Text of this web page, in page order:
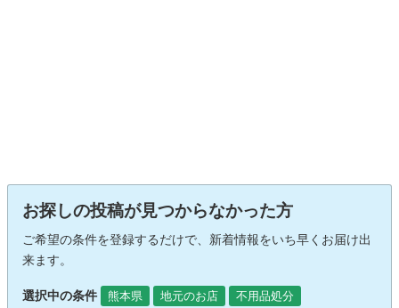
お探しの投稿が見つからなかった方
ご希望の条件を登録するだけで、新着情報をいち早くお届け出
来ます。
選択中の条件 熊本県 地元のお店 不用品処分